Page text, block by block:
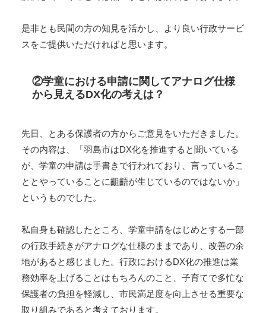
是非とも民間の方の知見を活かし、より良い行政サービ
スをご提供いただければと思います。
②学童における申請に関してアナログ仕様
から見えるDX化の考えは？
先日、とある保護者の方からご意見をいただきました。
その内容は、「羽島市はDX化を推進すると聞いている
が、学童の申請は手書きで行われており、言っているこ
ととやっていることに齟齬が生じているのではないか」
というものでした。
私自身も確認したところ、学童申請をはじめとする一部
の行政手続きがアナログな仕様のままであり、改善の余
地があると感じました。行政におけるDX化の推進は業
務効率を上げることはもちろんのこと、子育てで多忙な
保護者の負担を軽減し、市民満足度を向上させる重要な
取り組みであると考えております。